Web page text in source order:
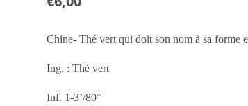
Chine- Thé vert qui doit son nom à sa forme
Ing. : Thé vert
Inf. 1-3’/80°